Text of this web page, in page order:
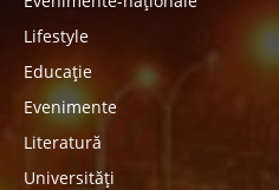
Lifestyle
Educație
Evenimente
Literatură
Universități